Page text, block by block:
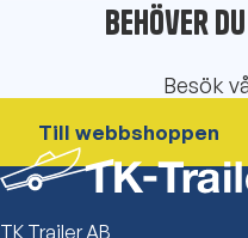
Behöver
Besök
Till webbshoppen
TK Trailer AB